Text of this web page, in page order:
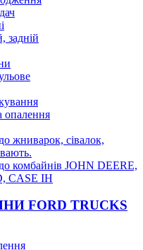
задній
опалення
жниварок, сівалок,
комбайнів JOHN DEERE,
CASE IH
FORD TRUCKS